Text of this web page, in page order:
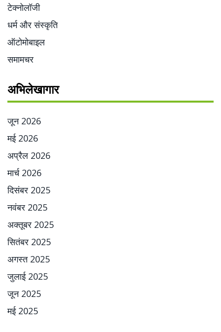
टेक्नोलॉजी
धर्म और संस्कृति
ऑटोमोबाइल
समामचर
अभिलेखागार
जून 2026
मई 2026
अप्रैल 2026
मार्च 2026
दिसंबर 2025
नवंबर 2025
अक्तूबर 2025
सितंबर 2025
अगस्त 2025
जुलाई 2025
जून 2025
मई 2025